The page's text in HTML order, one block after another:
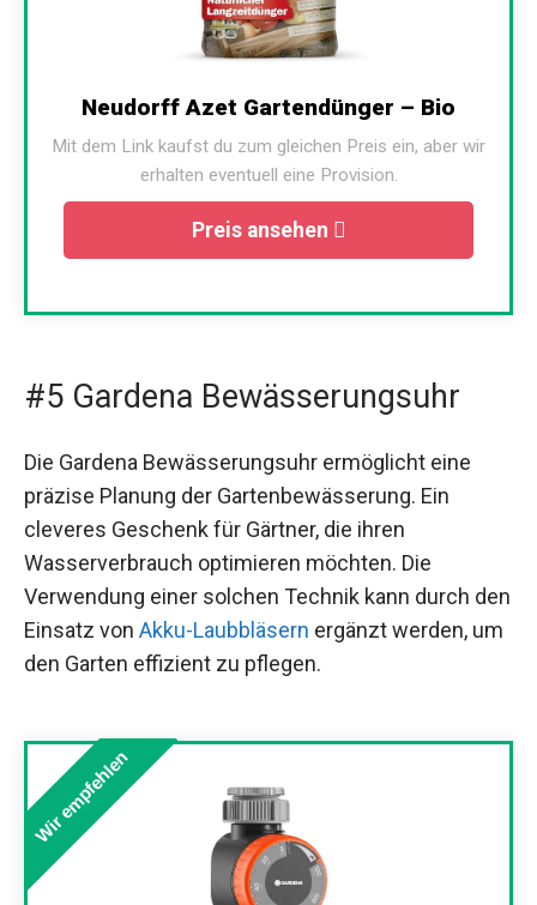
Neudorff Azet Gartendünger – Bio
Mit dem Link kaufst du zum gleichen Preis ein, aber wir
erhalten eventuell eine Provision.
Preis ansehen
#5 Gardena Bewässerungsuhr
Die Gardena Bewässerungsuhr ermöglicht eine
präzise Planung der Gartenbewässerung. Ein
cleveres Geschenk für Gärtner, die ihren
Wasserverbrauch optimieren möchten. Die
Verwendung einer solchen Technik kann durch den
Einsatz von Akku-Laubbläsern ergänzt werden, um
den Garten effizient zu pflegen.
Wir empfehlen